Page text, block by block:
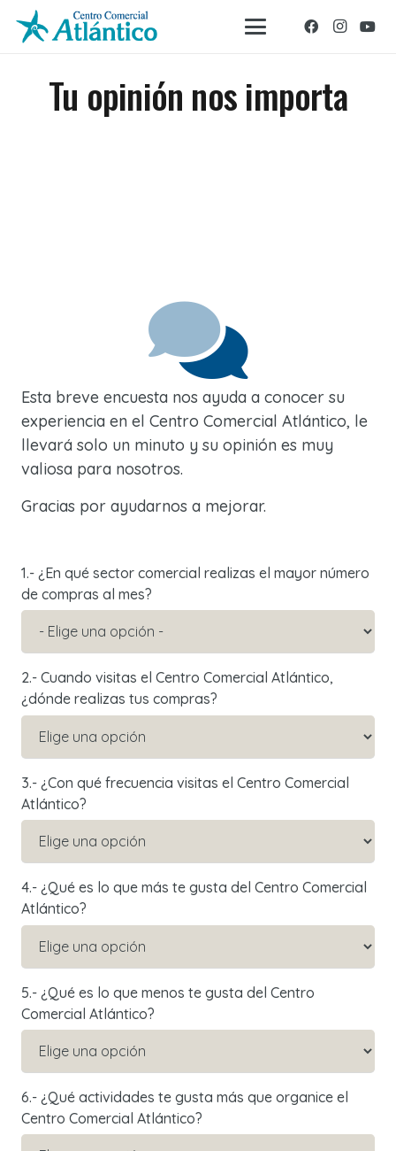
Tu opinión nos importa
Esta breve encuesta nos ayuda a conocer su
experiencia en el Centro Comercial Atlántico, le
llevará solo un minuto y su opinión es muy
valiosa para nosotros.
Gracias por ayudarnos a mejorar.
1.- ¿En qué sector comercial realizas el mayor número
de compras al mes?
2.- Cuando visitas el Centro Comercial Atlántico,
¿dónde realizas tus compras?
3.- ¿Con qué frecuencia visitas el Centro Comercial
Atlántico?
4.- ¿Qué es lo que más te gusta del Centro Comercial
Atlántico?
5.- ¿Qué es lo que menos te gusta del Centro
Comercial Atlántico?
6.- ¿Qué actividades te gusta más que organice el
Centro Comercial Atlántico?